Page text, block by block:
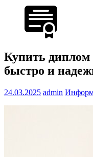
Купить диплом
быстро и
24.03.2025 admin